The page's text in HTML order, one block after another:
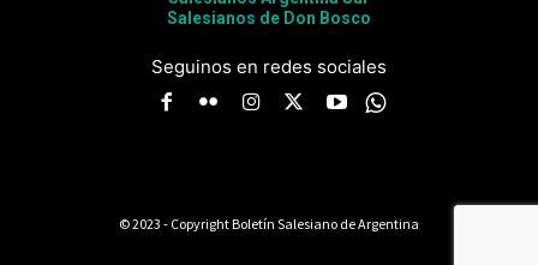
Salesianos de Don Bosco
Seguinos en redes sociales
© 2023 - Copyright Boletín Salesiano de Argentina